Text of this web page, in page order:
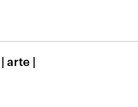
| arte |